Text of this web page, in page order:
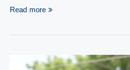
Read more